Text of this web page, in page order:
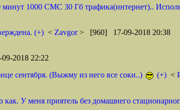
минут 1000 СМС 30 Гб трафика(интернет)..
(+) < Zavgor> [960] 17-09-2018 20:38
2018 22:22
сентября. (Выжму из него все соки..)
(+) <
У меня приятель без домашнего